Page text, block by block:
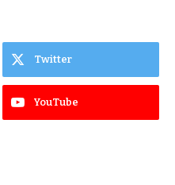
Twitter
YouTube